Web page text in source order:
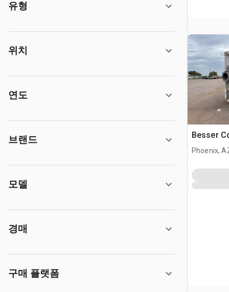
유형
위치
연도
브랜드
모델
경매
구매 플랫폼
Besser
Phoenix,